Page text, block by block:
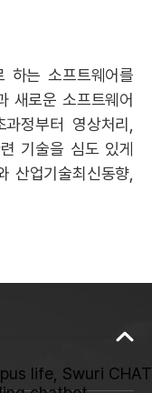
하는 소프트웨어를
새로운 소프트웨어
정부터 영상처리,
기술을 심도 있게
산업기술최신동향,